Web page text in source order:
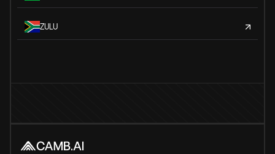
ZULU